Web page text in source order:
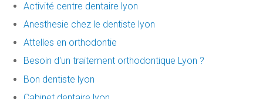
Activité centre dentaire lyon
Anesthesie chez le dentiste lyon
Attelles en orthodontie
Besoin d'un traitement orthodontique Lyon ?
Bon dentiste lyon